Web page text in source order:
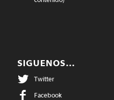
SIGUENOS…
Twitter
Facebook